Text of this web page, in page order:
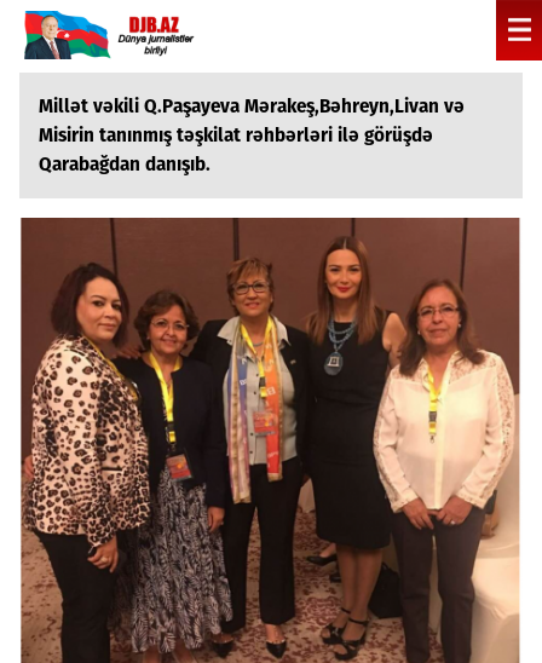
Millət vəkili Q.Paşayeva Mərakeş,Bəhreyn,Livan və
Misirin tanınmış təşkilat rəhbərləri ilə görüşdə
Qarabağdan danışıb.